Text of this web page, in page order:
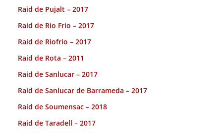
Raid de Pujalt – 2017
Raid de Rio Frio – 2017
Raid de Riofrio – 2017
Raid de Rota – 2011
Raid de Sanlucar – 2017
Raid de Sanlucar de Barrameda – 2017
Raid de Soumensac – 2018
Raid de Taradell – 2017